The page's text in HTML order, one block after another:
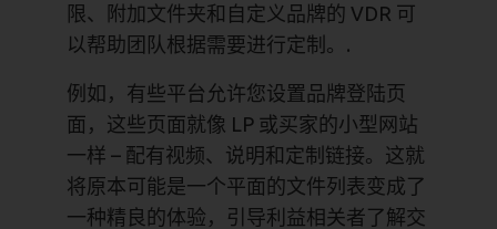
限、附加文件夹和自定义品牌的 VDR 可
以帮助团队根据需要进行定制。.
例如，有些平台允许您设置品牌登陆页
面，这些页面就像 LP 或买家的小型网站
一样 – 配有视频、说明和定制链接。这就
将原本可能是一个平面的文件列表变成了
一种精良的体验，引导利益相关者了解交